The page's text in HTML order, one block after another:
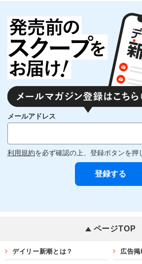
メールアドレス
利用規約を必ず確認の上、登録ボタンを押
ページTOP
デイリー新潮とは？ 広告掲